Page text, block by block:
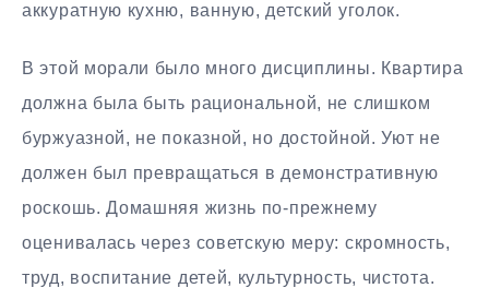
аккуратную кухню, ванную, детский уголок.
В этой морали было много дисциплины. Квартира
должна была быть рациональной, не слишком
буржуазной, не показной, но достойной. Уют не
должен был превращаться в демонстративную
роскошь. Домашняя жизнь по-прежнему
оценивалась через советскую меру: скромность,
труд, воспитание детей, культурность, чистота.